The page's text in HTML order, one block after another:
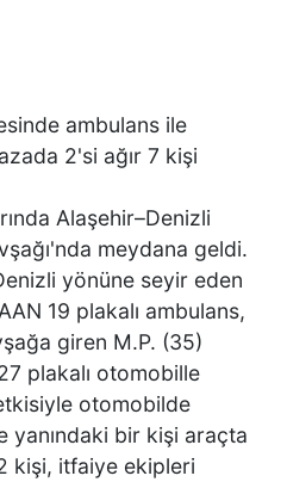
ambulans ile
2'si ağır 7 kişi
Alaşehir–Denizli
meydana geldi.
yönüne seyir eden
19 plakalı ambulans,
giren M.P. (35)
plakalı otomobille
etkisiyle otomobilde
yanındaki bir kişi araçta
2 kişi, itfaiye ekipleri